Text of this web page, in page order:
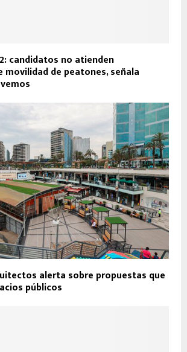
candidatos no atienden
movilidad de peatones, señala
alerta sobre propuestas que
públicos